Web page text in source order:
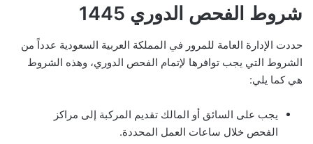
شروط الفحص الدوري 1445
حددت الإدارة العامة للمرور في المملكة العربية السعودية عدداً من
الشروط التي يجب توافرها لإتمام الفحص الدوري، وهذه الشروط
هي كما يلي:
يجب على السائق أو المالك تقديم المركبة إلى مراكز
الفحص خلال ساعات العمل المحددة.